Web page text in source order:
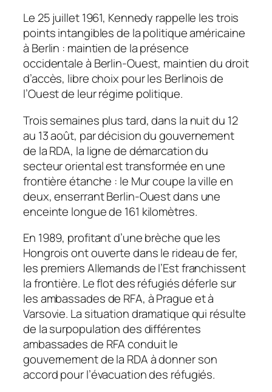
Le 25 juillet 1961, Kennedy rappelle les trois
points intangibles de la politique américaine
à Berlin : maintien de la présence
occidentale à Berlin-Ouest, maintien du droit
d’accès, libre choix pour les Berlinois de
l’Ouest de leur régime politique.
Trois semaines plus tard, dans la nuit du 12
au 13 août, par décision du gouvernement
de la RDA, la ligne de démarcation du
secteur oriental est transformée en une
frontière étanche : le Mur coupe la ville en
deux, enserrant Berlin-Ouest dans une
enceinte longue de 161 kilomètres.
En 1989, profitant d’une brèche que les
Hongrois ont ouverte dans le rideau de fer,
les premiers Allemands de l’Est franchissent
la frontière. Le flot des réfugiés déferle sur
les ambassades de RFA, à Prague et à
Varsovie. La situation dramatique qui résulte
de la surpopulation des différentes
ambassades de RFA conduit le
gouvernement de la RDA à donner son
accord pour l’évacuation des réfugiés.